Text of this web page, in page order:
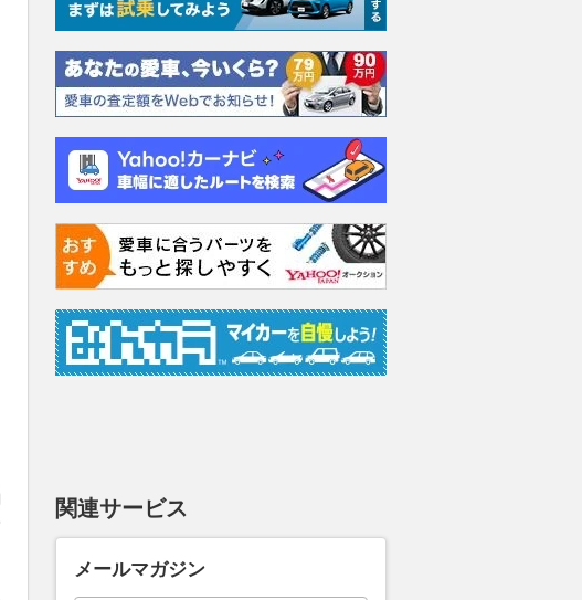
関連サービス
メールマガジン